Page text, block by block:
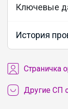
Ключевые
История
Cтраничка
Другие СП